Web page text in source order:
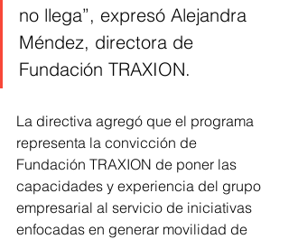
no llega”, expresó Alejandra
Méndez, directora de
Fundación TRAXION.
La directiva agregó que el programa
representa la convicción de
Fundación TRAXION de poner las
capacidades y experiencia del grupo
empresarial al servicio de iniciativas
enfocadas en generar movilidad de